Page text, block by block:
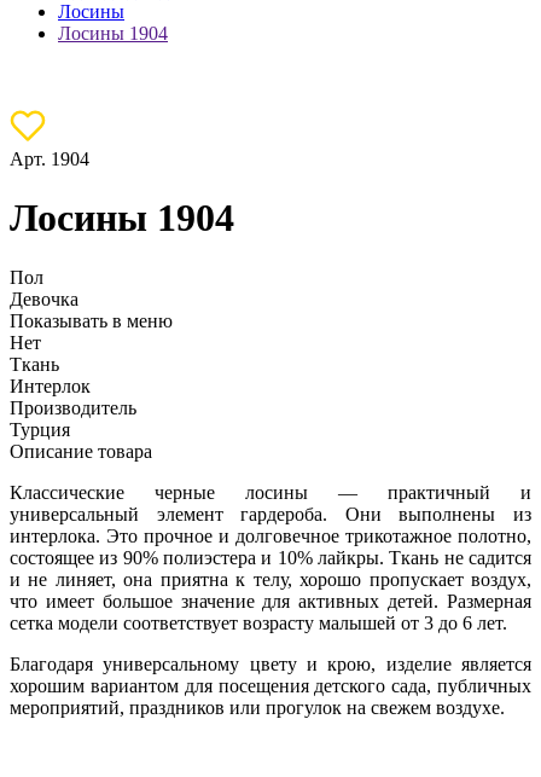
Лосины
Лосины 1904
Арт. 1904
Лосины 1904
Пол
Девочка
Показывать в меню
Нет
Ткань
Интерлок
Производитель
Турция
Описание товара
Классические черные лосины — практичный и
универсальный элемент гардероба. Они выполнены из
интерлока. Это прочное и долговечное трикотажное полотно,
состоящее из 90% полиэстера и 10% лайкры. Ткань не садится
и не линяет, она приятна к телу, хорошо пропускает воздух,
что имеет большое значение для активных детей. Размерная
сетка модели соответствует возрасту малышей от 3 до 6 лет.
Благодаря универсальному цвету и крою, изделие является
хорошим вариантом для посещения детского сада, публичных
мероприятий, праздников или прогулок на свежем воздухе.